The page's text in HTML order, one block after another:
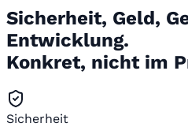
Sicherheit, Geld,
Entwicklung.
Konkret, nicht im
Sicherheit